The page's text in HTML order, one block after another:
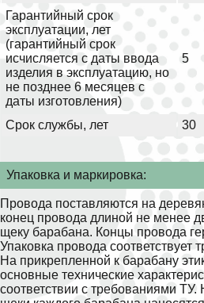
Гарантийный срок
эксплуатации, лет
(гарантийный срок
исчисляется с даты ввода
изделия в эксплуатацию, но
не позднее 6 месяцев с
даты изготовления)
5
Срок службы, лет 30
Упаковка и маркировка:
Провода поставляются на
конец провода длиной не менее
щеку барабана. Концы провода
Упаковка провода
На прикрепленной к барабану
основные технические
соответствии с требованиями